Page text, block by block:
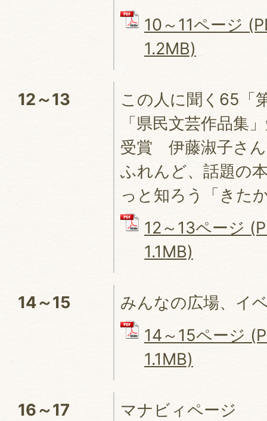
10～11ページ
1.2MB)
12～13
この人に聞く65「
「県民文芸作品集
受賞 伊藤淑子さ
ふれんど、話題の
っと知ろう「きた
12～13ページ
1.1MB)
14～15
みんなの広場、イ
14～15ページ
1.1MB)
16～17
マナビィページ